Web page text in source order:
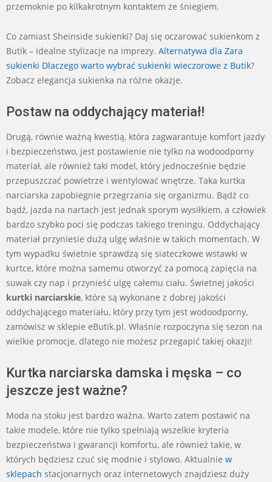
przemoknie po kilkakrotnym kontaktem ze śniegiem.
Co zamiast Sheinside sukienki? Daj się oczarować sukienkom z
Butik – idealne stylizacje na imprezy. Alternatywa dla Zara
sukienki Dlaczego warto wybrać sukienki wieczorowe z Butik?
Zobacz elegancja sukienka na różne okazje.
Postaw na oddychający materiał!
Drugą, równie ważną kwestią, która zagwarantuje komfort jazdy
i bezpieczeństwo, jest postawienie nie tylko na wodoodporny
materiał, ale również taki model, który jednocześnie będzie
przepuszczać powietrze i wentylować wnętrze. Taka kurtka
narciarska zapobiegnie przegrzania się organizmu. Bądź co
bądź, jazda na nartach jest jednak sporym wysiłkiem, a człowiek
bardzo szybko poci się podczas takiego treningu. Oddychający
materiał przyniesie dużą ulgę właśnie w takich momentach. W
tym wypadku świetnie sprawdzą się siateczkowe wstawki w
kurtce, które można samemu otworzyć za pomocą zapięcia na
suwak czy nap i przynieść ulgę całemu ciału. Świetnej jakości
kurtki narciarskie, które są wykonane z dobrej jakości
oddychającego materiału, który przy tym jest wodoodporny,
zamówisz w sklepie eButik.pl. Właśnie rozpoczyna się sezon na
wielkie promocje, dlatego nie możesz przegapić takiej okazji!
Kurtka narciarska damska i męska – co
jeszcze jest ważne?
Moda na stoku jest bardzo ważna. Warto zatem postawić na
takie modele, które nie tylko spełniają wszelkie kryteria
bezpieczeństwa i gwarancji komfortu, ale również takie, w
których będziesz czuć się modnie i stylowo. Aktualnie w
sklepach stacjonarnych oraz internetowych znajdziesz duży